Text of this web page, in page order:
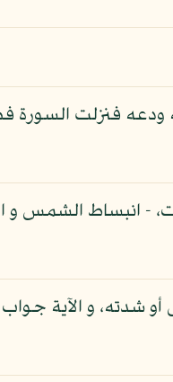
ودعه فنزلت السورة
- انبساط الشمس و
شدته، و الآية جواب